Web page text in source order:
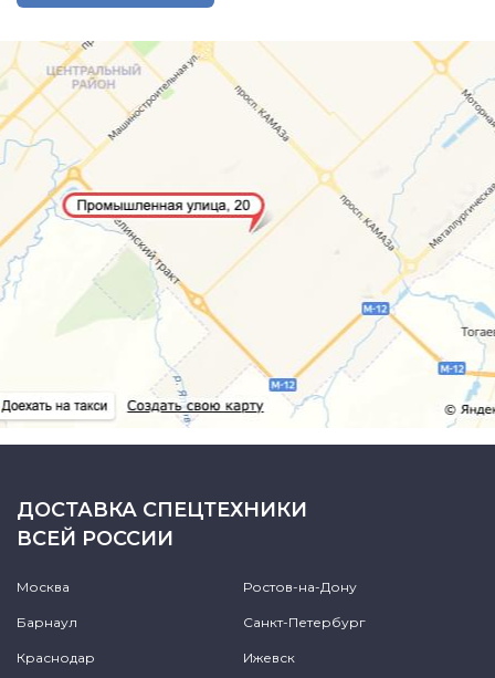
ДОСТАВКА СПЕЦТЕХНИКИ
ВСЕЙ РОССИИ
Москва Ростов-на-Дону
Барнаул Санкт-Петербург
Краснодар Ижевск